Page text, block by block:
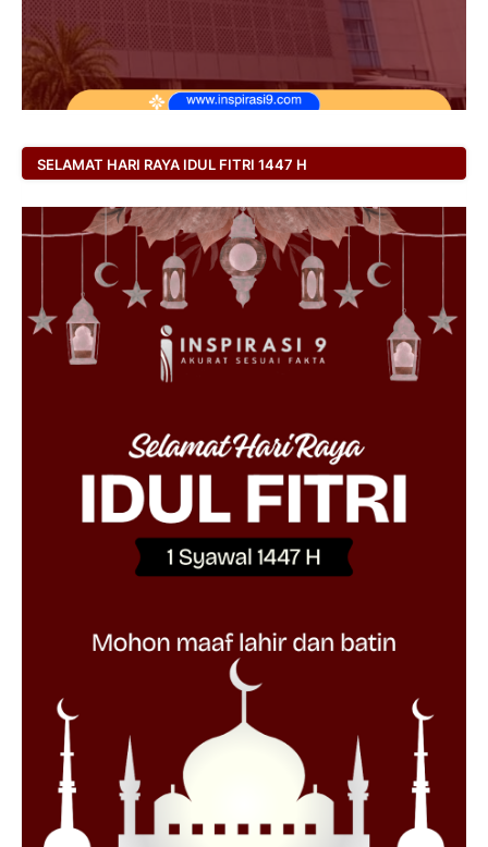
SELAMAT HARI RAYA IDUL FITRI 1447 H